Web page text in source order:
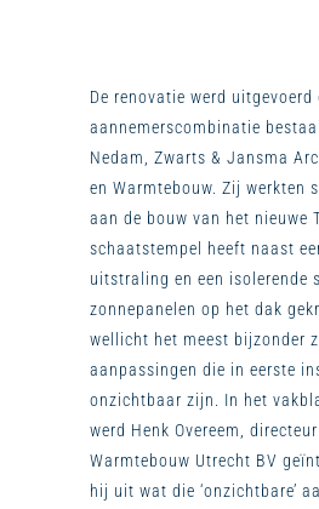
De renovatie werd uitgevoerd
aannemerscombinatie
Nedam, Zwarts & Jansma
en Warmtebouw. Zij werkten
aan de bouw van het nieuwe
schaatstempel heeft naast
uitstraling en een isolerende
zonnepanelen op het dak
wellicht het meest bijzonder
aanpassingen die in eerste
onzichtbaar zijn. In het
werd Henk Overeem,
Warmtebouw Utrecht BV
hij uit wat die ‘onzichtbare’